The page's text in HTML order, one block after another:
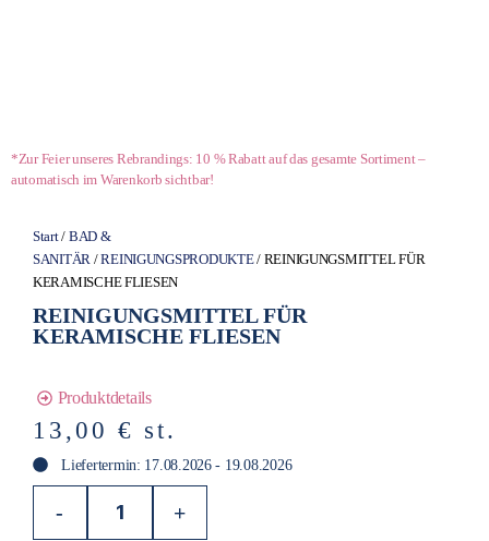
*Zur Feier unseres Rebrandings: 10 % Rabatt auf das gesamte Sortiment –
automatisch im Warenkorb sichtbar!
Start/ BAD &
SANITÄR /REINIGUNGSPRODUKTE/ REINIGUNGSMITTEL FÜR
KERAMISCHE FLIESEN
REINIGUNGSMITTEL FÜR
KERAMISCHE FLIESEN
Produktdetails
13,00 € st.
Liefertermin: 17.08.2026 - 19.08.2026
- +